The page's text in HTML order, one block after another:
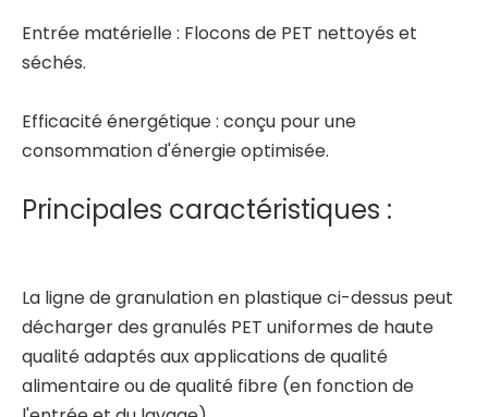
Entrée matérielle : Flocons de PET nettoyés et
séchés.
Efficacité énergétique : conçu pour une
consommation d'énergie optimisée.
Principales caractéristiques :
La ligne de granulation en plastique ci-dessus peut
décharger des granulés PET uniformes de haute
qualité adaptés aux applications de qualité
alimentaire ou de qualité fibre (en fonction de